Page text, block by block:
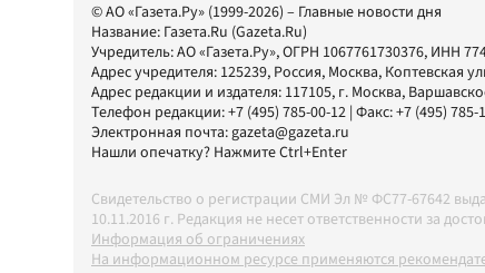
© АО «Газета.Ру» (1999-2026) – Главные новости дня
Название: Газета.Ru (Gazeta.Ru)
Учредитель:АО «Газета.Ру», ОГРН 1067761730376, ИНН
Адрес учредителя: 125239, Россия, Москва, Коптевская
Адрес редакции и издателя: 117105, г. Москва,
Телефон редакции:+7 (495) 785-00-12 | Факс:+7 (495) 785-
Электронная почта:gazeta@gazeta.ru
Нашли опечатку? Нажмите Ctrl+Enter
Свидетельство о регистрации СМИ Эл № ФС77-67642
10.11.2016 г. Редакция не несет ответственности за
Информация об ограничениях
На информационном ресурсе применяются